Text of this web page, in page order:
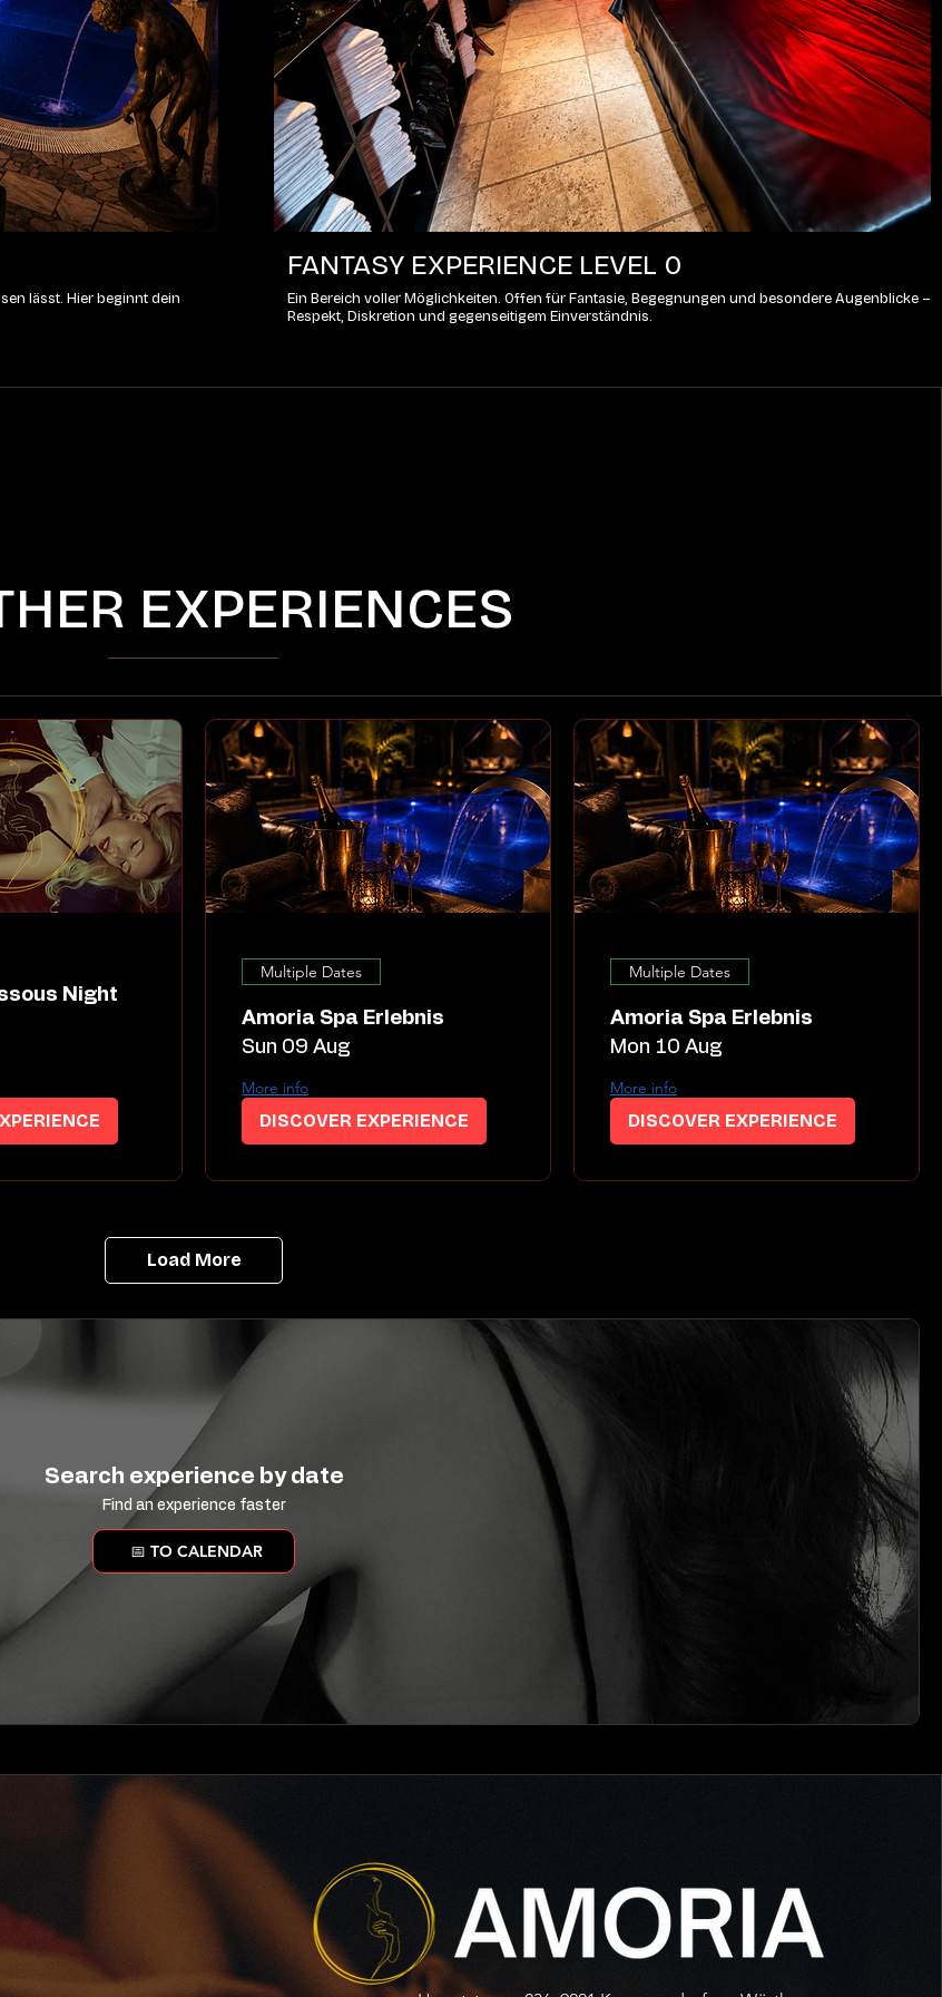
EXPERIENCES
lässt. Hier beginnt dein
FANTASY EXPERIENCE LEVEL 0
Ein Bereich voller Möglichkeiten. Offen für Fantasie, Begegnungen und besondere Augenblicke –
Respekt, Diskretion und gegenseitigem Einverständnis.
Multiple Dates
Amoria Spa Erlebnis
Sun 09 Aug
More info
DISCOVER EXPERIENCE
Multiple Dates
Amoria Spa Erlebnis
Mon 10 Aug
More info
DISCOVER EXPERIENCE
Load More
Search experience by date
Find an experience faster
📅 TO CALENDAR